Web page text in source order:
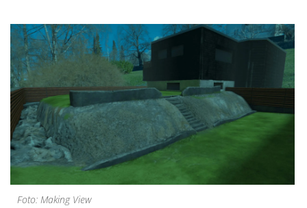
Foto: Making View